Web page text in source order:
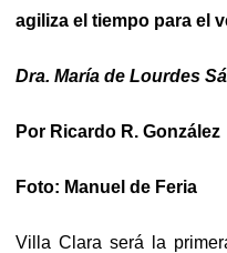
agiliza el tiempo para el
Dra. María de Lourdes
Por Ricardo R. González
Foto: Manuel de Feria
Villa Clara será la